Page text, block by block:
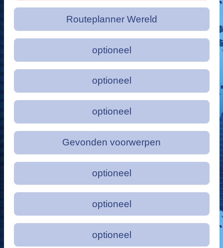
Routeplanner Wereld
optioneel
optioneel
optioneel
Gevonden voorwerpen
optioneel
optioneel
optioneel